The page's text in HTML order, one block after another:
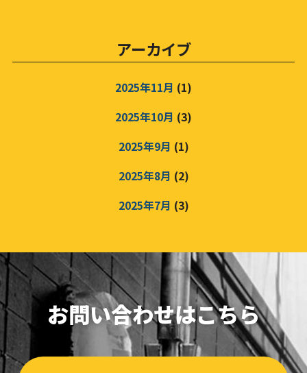
アーカイブ
2025年11月 (1)
2025年10月 (3)
2025年9月 (1)
2025年8月 (2)
2025年7月 (3)
2025年5月 (3)
2025年2月
2024年12月(1)
2024年11月(1)
お問い合わせはこちら